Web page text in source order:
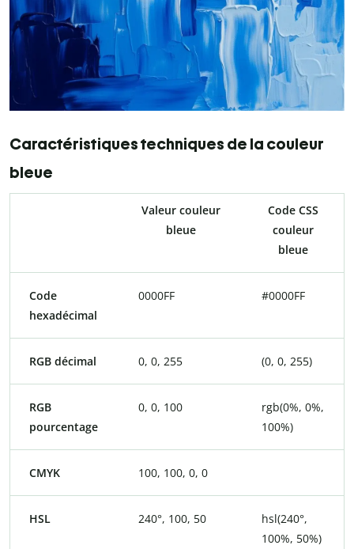
Caractéristiques techniques de la couleur
bleue
Valeur couleur
bleue
Code CSS
couleur
bleue
Code
hexadécimal
0000FF #0000FF
RGB décimal 0, 0, 255 (0, 0, 255)
RGB
pourcentage
0, 0, 100
rgb(0%, 0%,
100%)
CMYK 100, 100, 0, 0
HSL 240°, 100, 50
hsl(240°,
100%, 50%)